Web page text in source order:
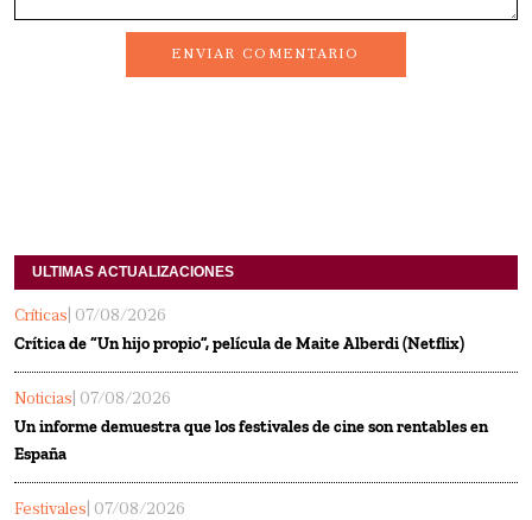
ENVIAR COMENTARIO
ULTIMAS ACTUALIZACIONES
Críticas | 07/08/2026
Crítica de “Un hijo propio”, película de Maite Alberdi (Netflix)
Noticias | 07/08/2026
Un informe demuestra que los festivales de cine son rentables en
España
Festivales | 07/08/2026